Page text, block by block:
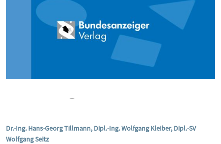
Dr.-Ing. Hans-Georg Tillmann, Dipl.-Ing. Wolfgang Kleiber, Dipl.-SV
Wolfgang Seitz